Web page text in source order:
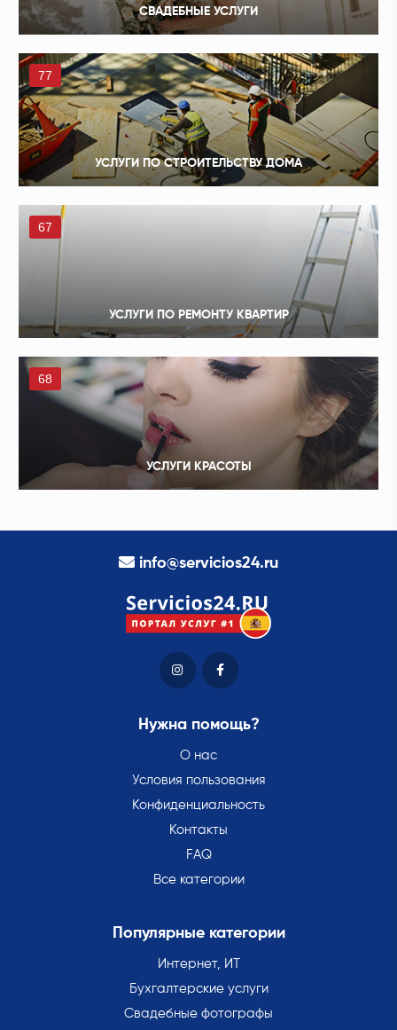
СВАДЕБНЫЕ УСЛУГИ
77
УСЛУГИ ПО СТРОИТЕЛЬСТВУ ДОМА
67
УСЛУГИ ПО РЕМОНТУ КВАРТИР
68
УСЛУГИ КРАСОТЫ
info@servicios24.ru
Нужна помощь?
О нас
Условия пользования
Конфиденциальность
Контакты
FAQ
Все категории
Популярные категории
Интернет, ИТ
Бухгалтерские услуги
Свадебные фотографы